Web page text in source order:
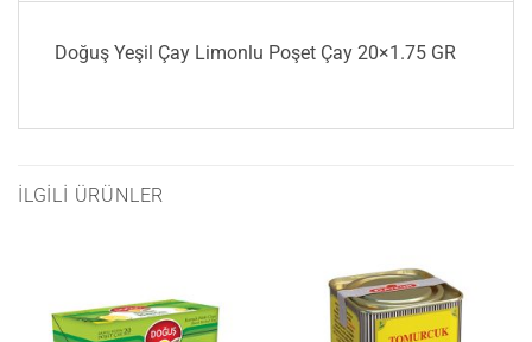
Doğuş Yeşil Çay Limonlu Poşet Çay 20×1.75 GR
İLGILI ÜRÜNLER